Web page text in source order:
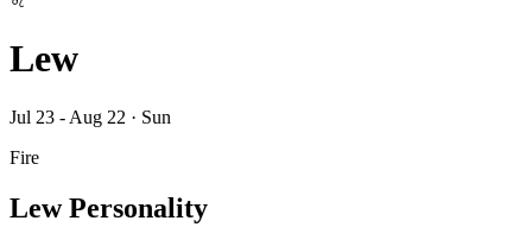
Lew
Jul 23 - Aug 22 · Sun
Fire
Lew Personality